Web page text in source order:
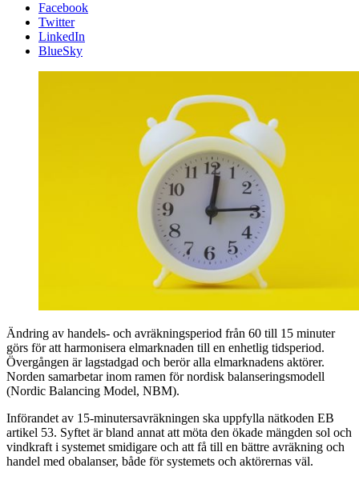
Facebook
Twitter
LinkedIn
BlueSky
Ändring av handels- och avräkningsperiod från 60 till 15 minuter
görs för att harmonisera elmarknaden till en enhetlig tidsperiod.
Övergången är lagstadgad och berör alla elmarknadens aktörer.
Norden samarbetar inom ramen för nordisk balanseringsmodell
(Nordic Balancing Model, NBM).
Införandet av 15-minutersavräkningen ska uppfylla nätkoden EB
artikel 53. Syftet är bland annat att möta den ökade mängden sol och
vindkraft i systemet smidigare och att få till en bättre avräkning och
handel med obalanser, både för systemets och aktörernas väl.